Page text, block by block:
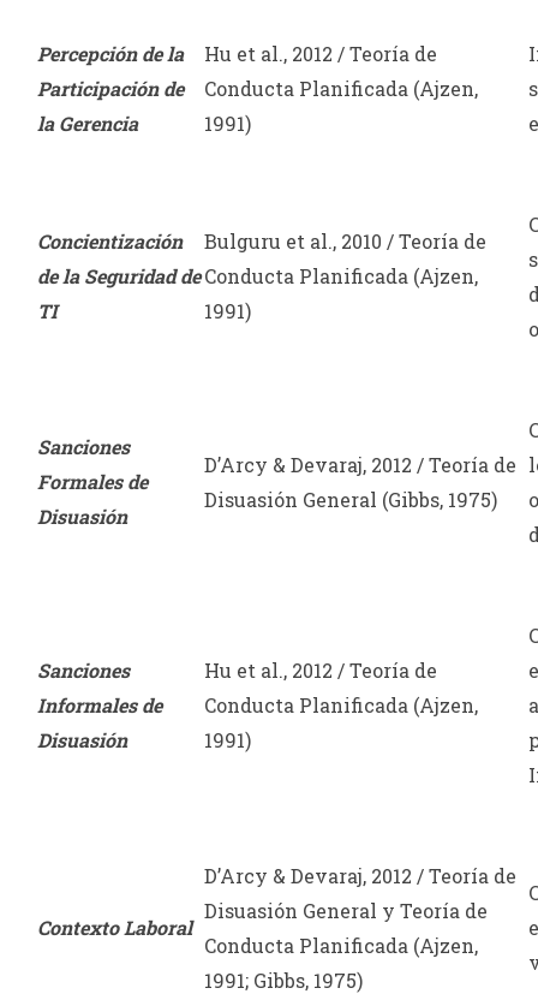
Percepción de la
Participación de
la Gerencia
Hu et al., 2012 / Teoría de
Conducta Planificada (Ajzen,
1991)
Concientización
de la Seguridad de
TI
Bulguru et al., 2010 / Teoría de
Conducta Planificada (Ajzen,
1991)
Sanciones
Formales de
Disuasión
D’Arcy & Devaraj, 2012 / Teoría de
Disuasión General (Gibbs, 1975)
Sanciones
Informales de
Disuasión
Hu et al., 2012 / Teoría de
Conducta Planificada (Ajzen,
1991)
Contexto Laboral
D’Arcy & Devaraj, 2012 / Teoría de
Disuasión General y Teoría de
Conducta Planificada (Ajzen,
1991; Gibbs, 1975)